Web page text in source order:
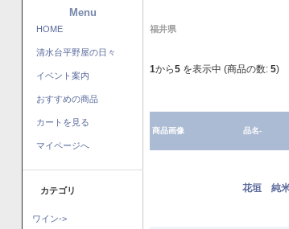
Menu
HOME
清水台平野屋の日々
イベント案内
おすすめの商品
カートを見る
マイページへ
カテゴリ
ワイン->
福井県
1から5 を表示中 (商品の数: 5)
商品画像 品名-
花垣 純